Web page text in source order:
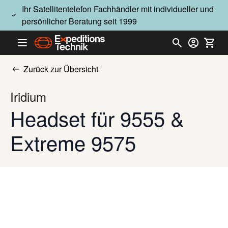
Direkt zum Inhalt
Ihr Satellitentelefon Fachhändler mit individueller und
persönlicher Beratung seit 1999
Zurück zur Übersicht
Iridium
Headset für 9555 &
Extreme 9575